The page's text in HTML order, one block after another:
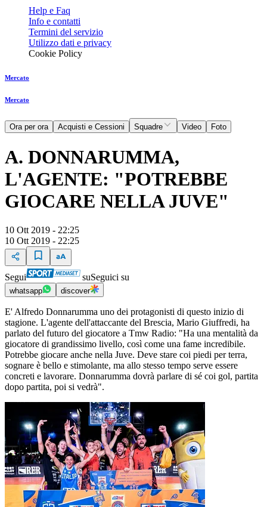
Help e Faq
Info e contatti
Termini del servizio
Utilizzo dati e privacy
Cookie Policy
Mercato
Mercato
Ora per ora Acquisti e Cessioni Squadre Video Foto
A. DONNARUMMA,
L'AGENTE: "POTREBBE
GIOCARE NELLA JUVE"
10 Ott 2019 - 22:25
10 Ott 2019 - 22:25
Segui suSeguici su
whatsapp discover
E' Alfredo Donnarumma uno dei protagonisti di questo inizio di
stagione. L'agente dell'attaccante del Brescia, Mario Giuffredi, ha
parlato del futuro del giocatore a Tmw Radio: "Ha una mentalità da
giocatore di grandissimo livello, così come una fame incredibile.
Potrebbe giocare anche nella Juve. Deve stare coi piedi per terra,
sognare è bello e stimolante, ma allo stesso tempo serve essere
concreti e lavorare. Donnarumma dovrà parlare di sé coi gol, partita
dopo partita, poi si vedrà".